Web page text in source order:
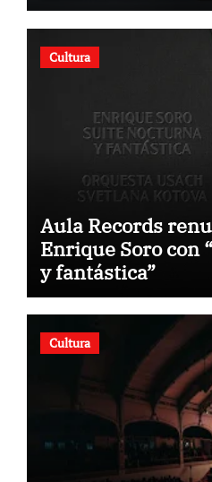
Cultura
Aula Records
Enrique Soro con
y fantástica”
Cultura